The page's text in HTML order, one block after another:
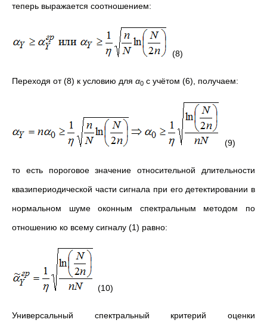
теперь выражается соотношением:
(8)
Переходя от (8) к условию для α0 с учётом (6), получаем:
(9)
то есть пороговое значение относительной длительности
квазипериодической части сигнала при его детектировании в
нормальном шуме оконным спектральным методом по
отношению ко всему сигналу (1) равно:
(10)
Универсальный спектральный критерий оценки